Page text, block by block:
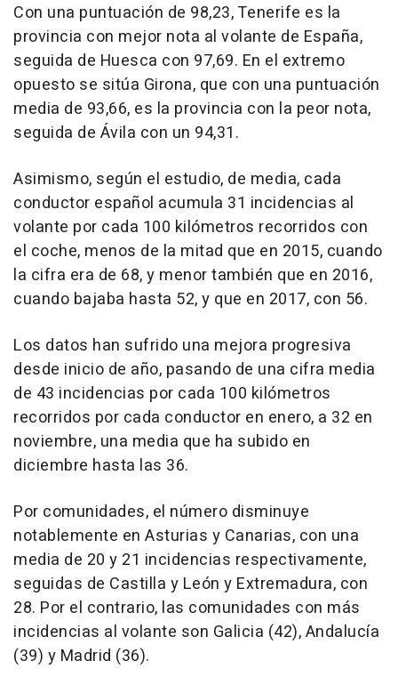
Con una puntuación de 98,23, Tenerife es la
provincia con mejor nota al volante de España,
seguida de Huesca con 97,69. En el extremo
opuesto se sitúa Girona, que con una puntuación
media de 93,66, es la provincia con la peor nota,
seguida de Ávila con un 94,31.
Asimismo, según el estudio, de media, cada
conductor español acumula 31 incidencias al
volante por cada 100 kilómetros recorridos con
el coche, menos de la mitad que en 2015, cuando
la cifra era de 68, y menor también que en 2016,
cuando bajaba hasta 52, y que en 2017, con 56.
Los datos han sufrido una mejora progresiva
desde inicio de año, pasando de una cifra media
de 43 incidencias por cada 100 kilómetros
recorridos por cada conductor en enero, a 32 en
noviembre, una media que ha subido en
diciembre hasta las 36.
Por comunidades, el número disminuye
notablemente en Asturias y Canarias, con una
media de 20 y 21 incidencias respectivamente,
seguidas de Castilla y León y Extremadura, con
28. Por el contrario, las comunidades con más
incidencias al volante son Galicia (42), Andalucía
(39) y Madrid (36).